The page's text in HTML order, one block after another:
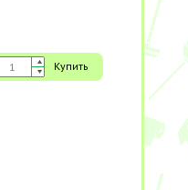
Купить